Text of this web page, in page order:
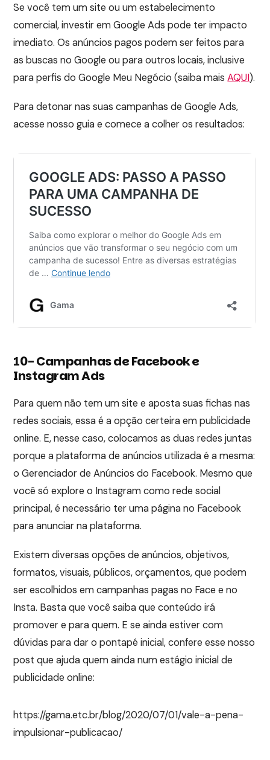
Se você tem um site ou um estabelecimento
comercial, investir em Google Ads pode ter impacto
imediato. Os anúncios pagos podem ser feitos para
as buscas no Google ou para outros locais, inclusive
para perfis do Google Meu Negócio (saiba maisAQUI).
Para detonar nas suas campanhas de Google Ads,
acesse nosso guia e comece a colher os resultados:
10- Campanhas de Facebook e
Instagram Ads
Para quem não tem um site e aposta suas fichas nas
redes sociais, essa é a opção certeira em publicidade
online. E, nesse caso, colocamos as duas redes juntas
porque a plataforma de anúncios utilizada é a mesma:
o Gerenciador de Anúncios do Facebook. Mesmo que
você só explore o Instagram como rede social
principal, é necessário ter uma página no Facebook
para anunciar na plataforma.
Existem diversas opções de anúncios, objetivos,
formatos, visuais, públicos, orçamentos, que podem
ser escolhidos em campanhas pagas no Face e no
Insta. Basta que você saiba que conteúdo irá
promover e para quem. E se ainda estiver com
dúvidas para dar o pontapé inicial, confere esse nosso
post que ajuda quem ainda num estágio inicial de
publicidade online:
https://gama.etc.br/blog/2020/07/01/vale-a-pena-
impulsionar-publicacao/